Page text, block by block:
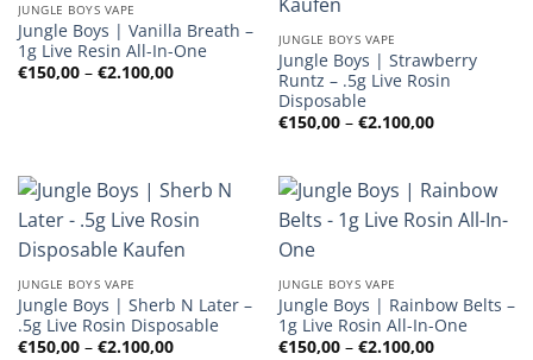
JUNGLE BOYS VAPE
Jungle Boys | Vanilla Breath –
1g Live Resin All-In-One
€150,00 – €2.100,00Preisspanne:
€150,00
JUNGLE BOYS VAPE
Jungle Boys | Strawberry
Runtz – .5g Live Rosin
Disposable
€150,00 – €2.100,00
€150,00
JUNGLE BOYS VAPE
Jungle Boys | Sherb N Later –
.5g Live Rosin Disposable
€150,00 – €2.100,00Preisspanne:
JUNGLE BOYS VAPE
Jungle Boys | Rainbow Belts –
1g Live Rosin All-In-One
€150,00 – €2.100,00